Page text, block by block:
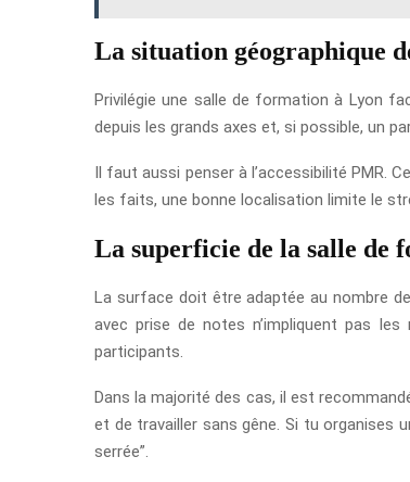
La situation géographique
Privilégie une salle de formation à Lyon
depuis les grands axes et, si possible, un
Il faut aussi penser à l’accessibilité PMR.
les faits, une bonne localisation limite le
La superficie de la salle de
La surface doit être adaptée au nombre
avec prise de notes n’impliquent pas
participants.
Dans la majorité des cas, il est
et de travailler sans gêne. Si tu organises
serrée”.